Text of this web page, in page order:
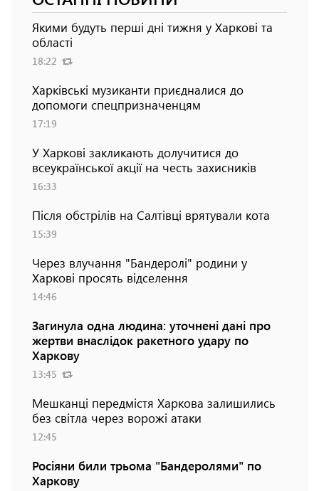
Якими будуть перші дні тижня у Харкові та
області
18:22
Харківські музиканти приєдналися до
допомоги спецпризначенцям
17:19
У Харкові закликають долучитися до
всеукраїнської акції на честь захисників
16:33
Після обстрілів на Салтівці врятували кота
15:39
Через влучання "Бандеролі" родини у
Харкові просять відселення
14:46
Загинула одна людина: уточнені дані про
жертви внаслідок ракетного удару по
Харкову
13:45
Мешканці передмістя Харкова залишились
без світла через ворожі атаки
12:45
Росіяни били трьома "Бандеролями" по
Харкову